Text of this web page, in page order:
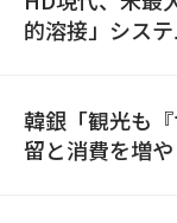
的溶接」シス
韓銀「観光も
留と消費を増や